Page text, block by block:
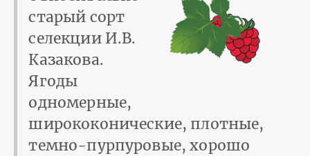
старый сорт
селекции И.В.
Казакова.
Ягоды
одномерные,
ширококонические, плотные,
темно-пурпуровые, хорошо